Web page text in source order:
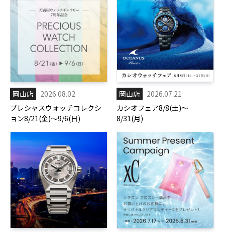
岡山店
2026.08.02
プレシャスウォッチコレクシ
ョン8/21(金)～9/6(日)
岡山店
2026.07.21
カシオフェア8/8(土)～
8/31(月)